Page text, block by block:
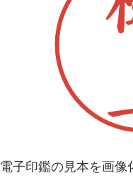
子印鑑の見本を画像